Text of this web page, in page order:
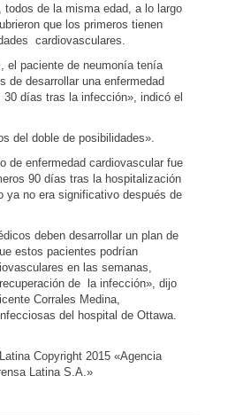
de la misma edad, a lo largo
que los primeros tienen
cardiovasculares.
el paciente de neumonía tenía
desarrollar una enfermedad
días tras la infección», indicó el
del doble de posibilidades».
de enfermedad cardiovascular fue
90 días tras la hospitalización
ya no era significativo después de
deben desarrollar un plan de
estos pacientes podrían
en las semanas,
de la infección», dijo
Corrales Medina,
del hospital de Ottawa.
Copyright 2015 «Agencia
Latina S.A.»